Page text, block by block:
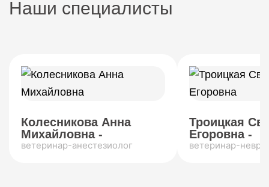
Наши специалисты
Колесникова Анна
Михайловна -
ветеринар-анестезиолог
Троицкая
Егоровна -
ветеринар-